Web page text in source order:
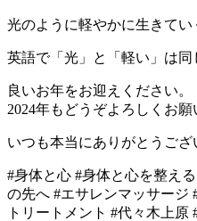
光のように軽やかに生きて
英語で「光」と「軽い」は同
良いお年をお迎えください。
2024年もどうぞよろしくお願
いつも本当にありがとうござ
#身体と心 #身体と心を整え
の先へ #エサレンマッサージ
トリートメント #代々木上原